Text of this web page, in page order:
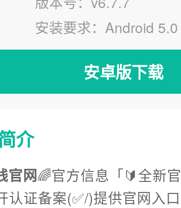
安装要求：Android
安卓版下载
介
官网🌈官方信息「🔰全新
认证备案(✅/)提供官网入